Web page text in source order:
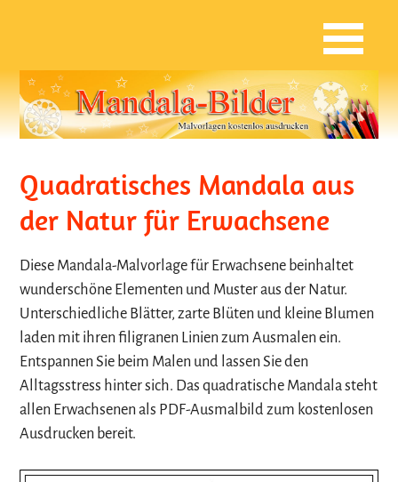
Quadratisches Mandala aus
der Natur für Erwachsene
Diese Mandala-Malvorlage für Erwachsene beinhaltet
wunderschöne Elementen und Muster aus der Natur.
Unterschiedliche Blätter, zarte Blüten und kleine Blumen
laden mit ihren filigranen Linien zum Ausmalen ein.
Entspannen Sie beim Malen und lassen Sie den
Alltagsstress hinter sich. Das quadratische Mandala steht
allen Erwachsenen als PDF-Ausmalbild zum kostenlosen
Ausdrucken bereit.